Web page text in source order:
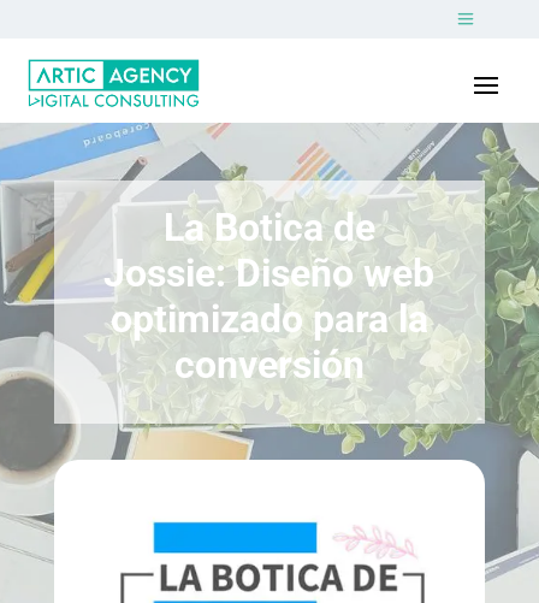
La Botica de
Jossie: Diseño web
optimizado para la
conversión